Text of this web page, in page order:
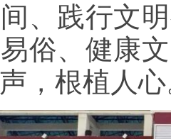
、践行文
俗、健康
，根植人